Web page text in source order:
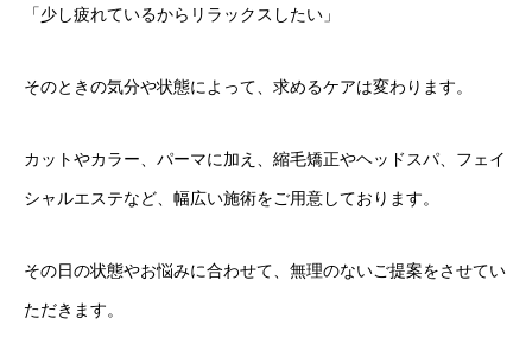
「少し疲れているからリラックスしたい」
そのときの気分や状態によって、求めるケアは変わります。
カットやカラー、パーマに加え、縮毛矯正やヘッドスパ、フェイ
シャルエステなど、幅広い施術をご用意しております。
その日の状態やお悩みに合わせて、無理のないご提案をさせてい
ただきます。